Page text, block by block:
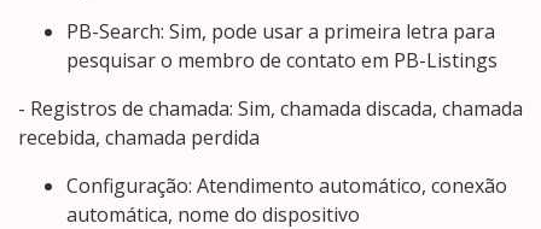
PB-Search: Sim, pode usar a primeira letra para
pesquisar o membro de contato em PB-Listings
- Registros de chamada: Sim, chamada discada, chamada
recebida, chamada perdida
Configuração: Atendimento automático, conexão
automática, nome do dispositivo